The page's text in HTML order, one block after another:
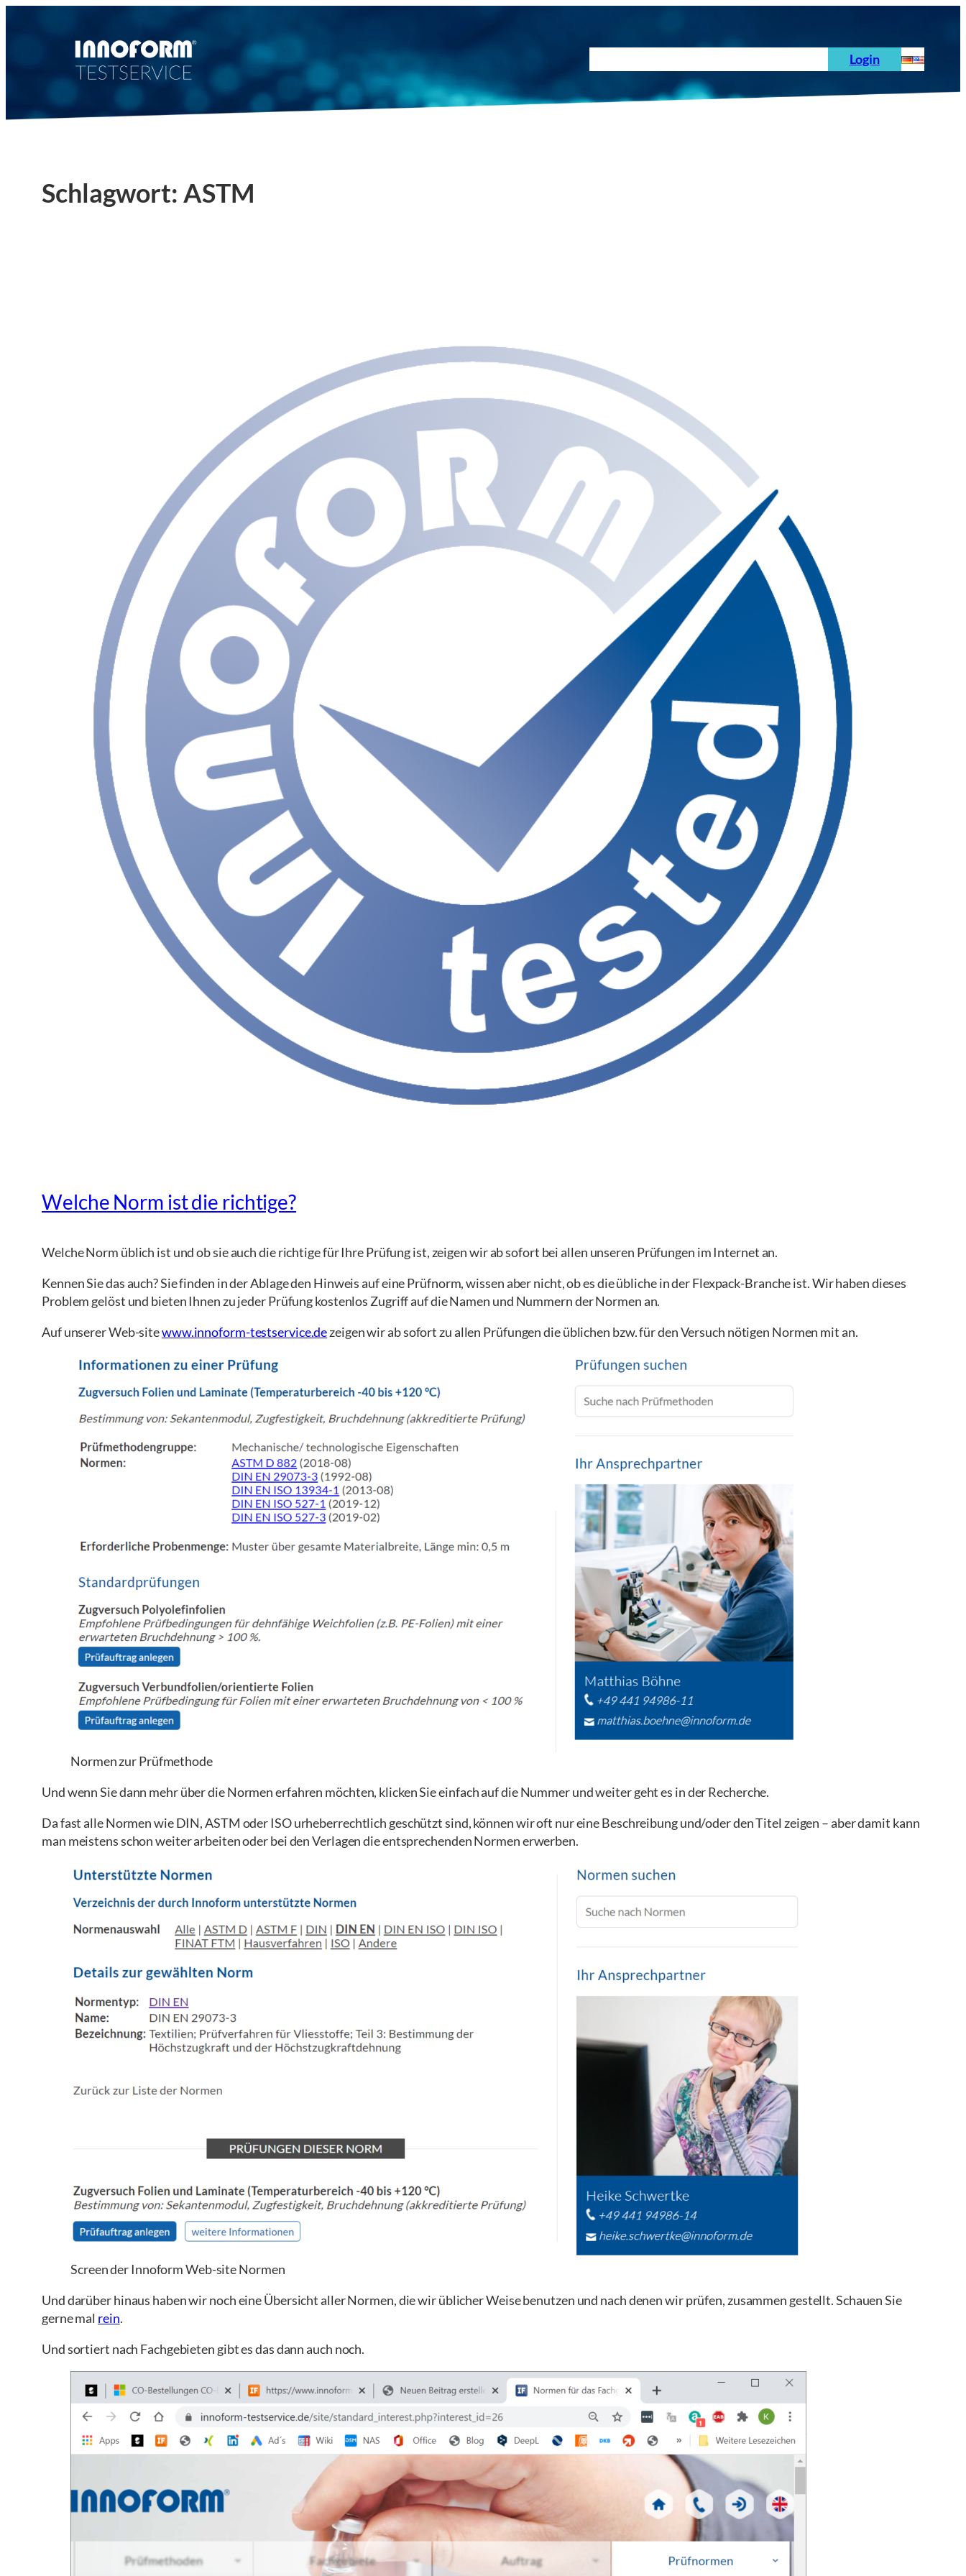
Login
Schlagwort: ASTM
Welche Norm ist die richtige?
Welche Norm üblich ist und ob sie auch die richtige für Ihre Prüfung ist, zeigen wir ab sofort bei allen unseren Prüfungen im Internet an.
Kennen Sie das auch? Sie finden in der Ablage den Hinweis auf eine Prüfnorm, wissen aber nicht, ob es die übliche in der Flexpack-Branche ist. Wir haben dieses
Problem gelöst und bieten Ihnen zu jeder Prüfung kostenlos Zugriff auf die Namen und Nummern der Normen an.
Auf unserer Web-sitewww.innoform-testservice.dezeigen wir ab sofort zu allen Prüfungen die üblichen bzw. für den Versuch nötigen Normen mit an.
Normen zur Prüfmethode
Und wenn Sie dann mehr über die Normen erfahren möchten, klicken Sie einfach auf die Nummer und weiter geht es in der Recherche.
Da fast alle Normen wie DIN, ASTM oder ISO urheberrechtlich geschützt sind, können wir oft nur eine Beschreibung und/oder den Titel zeigen – aber damit kann
man meistens schon weiter arbeiten oder bei den Verlagen die entsprechenden Normen erwerben.
Screen der Innoform Web-site Normen
Und darüber hinaus haben wir noch eine Übersicht aller Normen, die wir üblicher Weise benutzen und nach denen wir prüfen, zusammen gestellt. Schauen Sie
gerne mal rein.
Und sortiert nach Fachgebieten gibt es das dann auch noch.